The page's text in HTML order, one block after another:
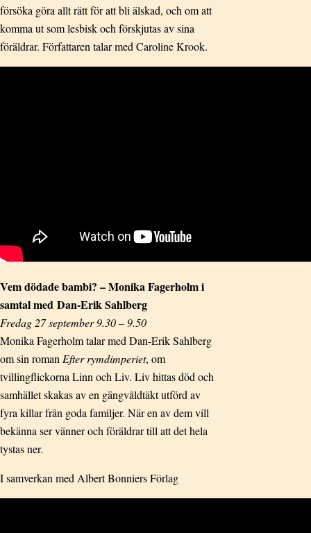
försöka göra allt rätt för att bli älskad, och om att
komma ut som lesbisk och förskjutas av sina
föräldrar. Författaren talar med Caroline Krook.
Vem dödade bambi? – Monika Fagerholm i
samtal med Dan-Erik Sahlberg
Fredag 27 september 9.30 – 9.50
Monika Fagerholm talar med Dan-Erik Sahlberg
om sin roman Efter rymdimperiet, om
tvillingflickorna Linn och Liv. Liv hittas död och
samhället skakas av en gängvåldtäkt utförd av
fyra killar från goda familjer. När en av dem vill
bekänna ser vänner och föräldrar till att det hela
tystas ner.
I samverkan med Albert Bonniers Förlag